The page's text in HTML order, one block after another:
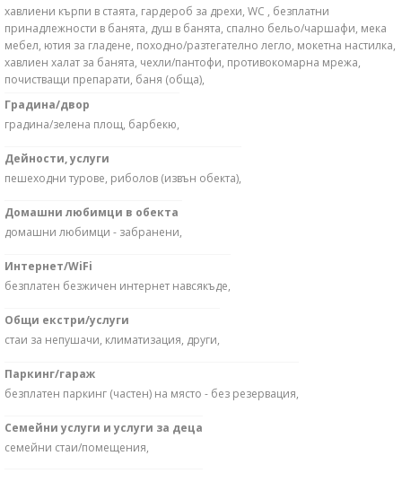
хавлиени кърпи в стаята, гардероб за дрехи, WC , безплатни
принадлежности в банята, душ в банята, спално бельо/чаршафи, мека
мебел, ютия за гладене, походно/разтегателно легло, мокетна настилка,
хавлиен халат за банята, чехли/пантофи, противокомарна мрежа,
почистващи препарати, баня (обща),
Градина/двор
градина/зелена площ, барбекю,
Дейности, услуги
пешеходни турове, риболов (извън обекта),
Домашни любимци в обекта
домашни любимци - забранени,
Интернет/WiFi
безплатен безжичен интернет навсякъде,
Общи екстри/услуги
стаи за непушачи, климатизация, други,
Паркинг/гараж
безплатен паркинг (частен) на място - без резервация,
Семейни услуги и услуги за деца
семейни стаи/помещения,